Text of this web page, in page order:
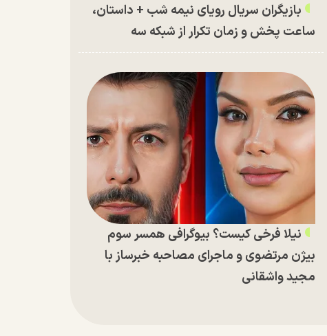
بازیگران سریال رویای نیمه شب + داستان،
ساعت پخش و زمان تکرار از شبکه سه
نیلا فرخی کیست؟ بیوگرافی همسر سوم
بیژن مرتضوی و ماجرای مصاحبه خبرساز با
مجید واشقانی